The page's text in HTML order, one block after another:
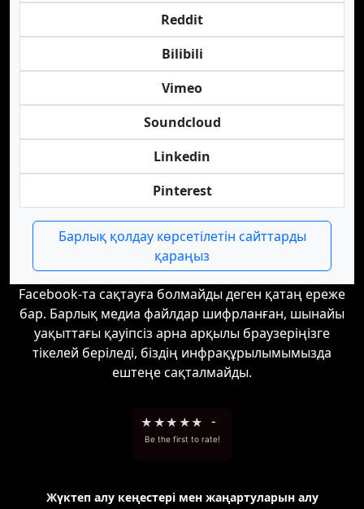
Reddit
Bilibili
Vimeo
Soundcloud
Linkedin
Pinterest
Барлық қолдау көрсетілетін сайттарды
қараңыз
Facebook-та сақтауға болмайды деген қатаң ереже
бар. Барлық медиа файлдар шифрланған, шынайы
уақыттағы қауіпсіз арна арқылы браузеріңізге
тікелей беріледі, біздің инфрақұрылымымызда
ештеңе сақталмайды.
★ ★★ ★★ -
Be the first to rate!
Жүктеп алу кеңестері мен жаңартуларын алу